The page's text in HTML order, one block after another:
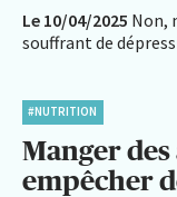
Le 10/04/2025 Non,
souffrant de
#NUTRITION
Manger
empêcher